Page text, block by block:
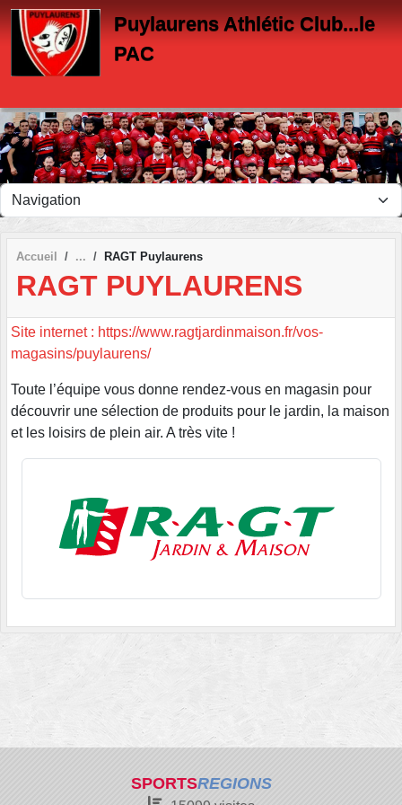
Puylaurens Athlétic Club...le
PAC
Accueil RAGT Puylaurens
RAGT PUYLAURENS
Site internet : https://www.ragtjardinmaison.fr/vos-
magasins/puylaurens/
Toute l’équipe vous donne rendez-vous en magasin pour
découvrir une sélection de produits pour le jardin, la maison
et les loisirs de plein air. A très vite !
SPORTSREGIONS
Panneau de gestion des cookies